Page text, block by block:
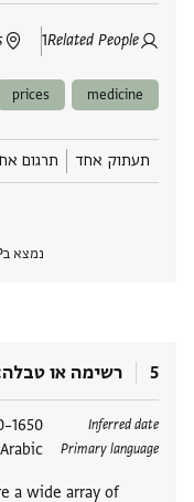
Related People
1
medicine
prices
תעתוק אחד תרגום
נמצא בPGP מאז
5 רשימה או טבלה
Inferred date
1650–1850 CE
Primary language
a wide array of
תגים